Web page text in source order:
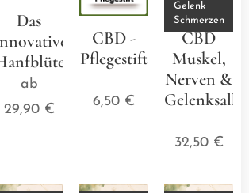
Das
ab
29,90€
CBD -
Pflegestift
⭐⭐⭐⭐⭐
6,50 €
CBD
Muskel,
Nerven &
Gelenksalbe
Gelenk
Schmerzen
32,50€